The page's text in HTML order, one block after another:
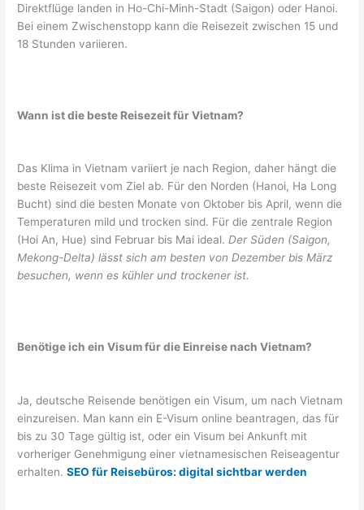
Direktflüge landen in Ho-Chi-Minh-Stadt (Saigon) oder Hanoi.
Bei einem Zwischenstopp kann die Reisezeit zwischen 15 und
18 Stunden variieren.
Wann ist die beste Reisezeit für Vietnam?
Das Klima in Vietnam variiert je nach Region, daher hängt die
beste Reisezeit vom Ziel ab. Für den Norden (Hanoi, Ha Long
Bucht) sind die besten Monate von Oktober bis April, wenn die
Temperaturen mild und trocken sind. Für die zentrale Region
(Hoi An, Hue) sind Februar bis Mai ideal.Der Süden (Saigon,
Mekong-Delta) lässt sich am besten von Dezember bis März
besuchen, wenn es kühler und trockener ist.
Benötige ich ein Visum für die Einreise nach Vietnam?
Ja, deutsche Reisende benötigen ein Visum, um nach Vietnam
einzureisen. Man kann ein E-Visum online beantragen, das für
bis zu 30 Tage gültig ist, oder ein Visum bei Ankunft mit
vorheriger Genehmigung einer vietnamesischen Reiseagentur
erhalten.SEO für Reisebüros: digital sichtbar werden